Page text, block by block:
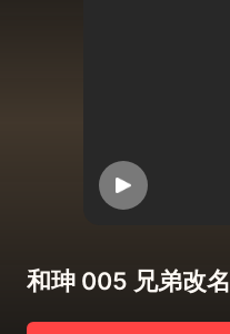
和珅 005 兄弟改名